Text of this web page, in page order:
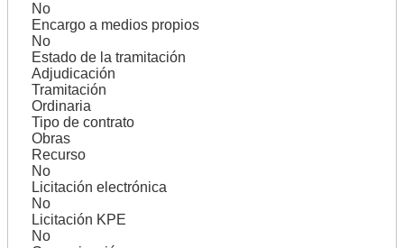
No
Encargo a medios propios
No
Estado de la tramitación
Adjudicación
Tramitación
Ordinaria
Tipo de contrato
Obras
Recurso
No
Licitación electrónica
No
Licitación KPE
No